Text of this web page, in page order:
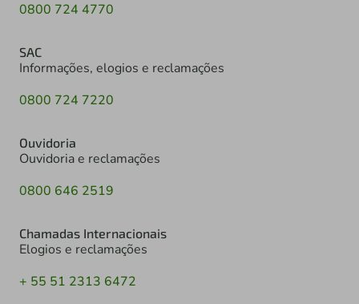
0800 724 4770
SAC
Informações, elogios e reclamações
0800 724 7220
Ouvidoria
Ouvidoria e reclamações
0800 646 2519
Chamadas Internacionais
Elogios e reclamações
+ 55 51 2313 6472